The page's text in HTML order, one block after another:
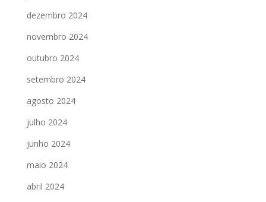
dezembro 2024
novembro 2024
outubro 2024
setembro 2024
agosto 2024
julho 2024
junho 2024
maio 2024
abril 2024